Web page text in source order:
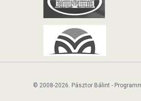
© 2008-2026. Pásztor Bálint -